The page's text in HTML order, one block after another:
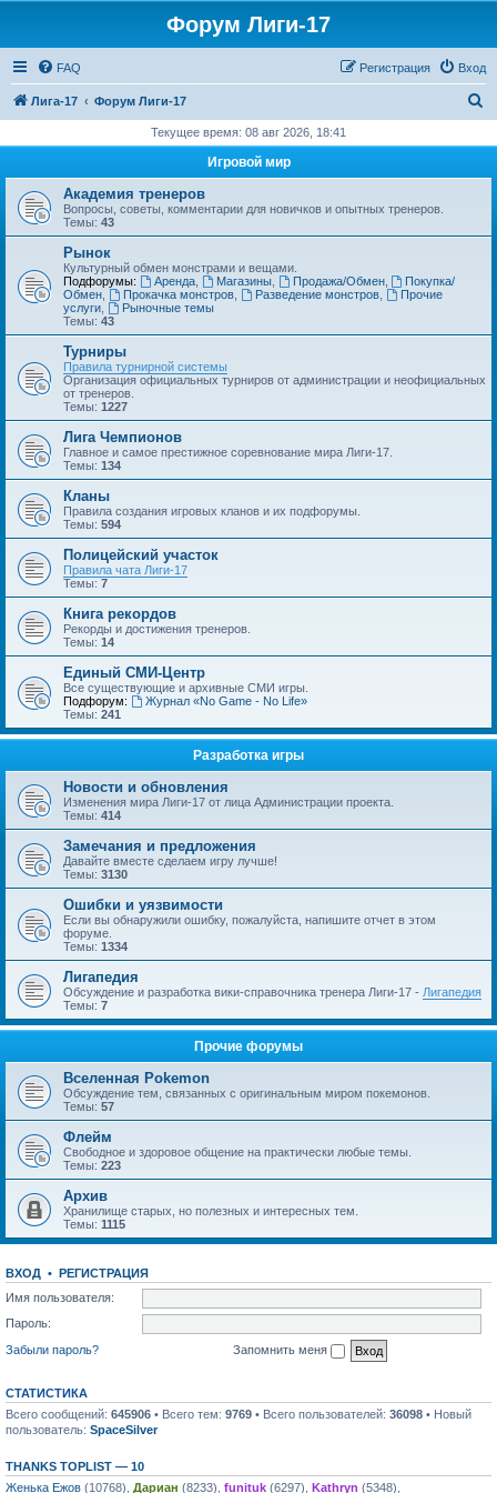
Форум Лиги-17
FAQ Вход
Регистрация
Лига-17 Форум Лиги-17
с
Текущее время: 08 авг 2026, 18:41
Игровой мир
Академия тренеров
Вопросы, советы, комментарии для новичков и опытных тренеров.
Темы: 43
Рынок
Культурный обмен монстрами и вещами.
Подфорумы:
Аренда, Магазины, Продажа/Обмен,
Покупка/
Обмен
Прокачка монстров, Разведение монстров,
Прочие
услуги
Рыночные темы
Темы: 43
Турниры
Правила турнирной системы
Организация официальных турниров от администрации и неофициальных
от тренеров.
Темы: 1227
Лига Чемпионов
Главное и самое престижное соревнование мира Лиги-17.
Темы: 134
Кланы
Правила создания игровых кланов и их подфорумы.
Темы: 594
Полицейский участок
Правила чата Лиги-17
Темы: 7
Книга рекордов
Рекорды и достижения тренеров.
Темы: 14
Единый СМИ-Центр
Все существующие и архивные СМИ игры.
Подфорум:
Журнал «No Game - No Life»
Темы: 241
Разработка игры
Новости и обновления
Изменения мира Лиги-17 от лица Администрации проекта.
Темы: 414
Замечания и предложения
Давайте вместе сделаем игру лучше!
Темы: 3130
Ошибки и уязвимости
Если вы обнаружили ошибку, пожалуйста, напишите отчет в этом
форуме.
Темы: 1334
Лигапедия
Обсуждение и разработка вики-справочника тренера Лиги-17 - Лигапедия
Темы: 7
Прочие форумы
Вселенная Pokemon
Обсуждение тем, связанных с оригинальным миром покемонов.
Темы: 57
Флейм
Свободное и здоровое общение на практически любые темы.
Темы: 223
Архив
Хранилище старых, но полезных и интересных тем.
Темы: 1115
ВХОД • РЕГИСТРАЦИЯ
Имя пользователя:
Пароль:
Забыли пароль?
Запомнить меня
СТАТИСТИКА
Всего сообщений: 645906 • Всего тем: 9769 • Всего пользователей: 36098 • Новый
пользователь: SpaceSilver
THANKS TOPLIST — 10
Женька Ежов (10768), Дариан (8233), funituk (6297), Kathryn (5348),